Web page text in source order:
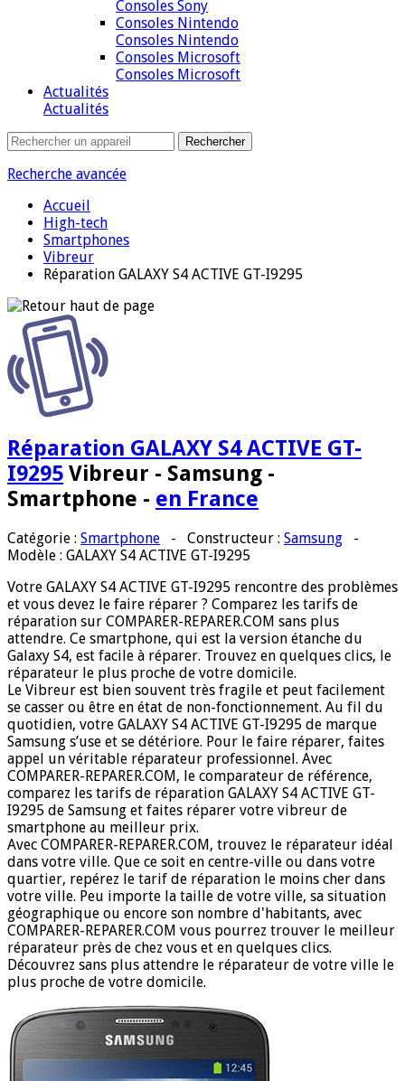
Consoles Sony
Consoles Nintendo
Consoles Nintendo
Consoles Microsoft
Consoles Microsoft
Actualités
Actualités
Recherche avancée
Accueil
High-tech
Smartphones
Vibreur
Réparation GALAXY S4 ACTIVE GT-I9295
Réparation GALAXY S4 ACTIVE GT-
I9295 Vibreur - Samsung -
Smartphone - en France
Catégorie : Smartphone - Constructeur : Samsung -
Modèle : GALAXY S4 ACTIVE GT-I9295
Votre GALAXY S4 ACTIVE GT-I9295 rencontre des problèmes
et vous devez le faire réparer ? Comparez les tarifs de
réparation sur COMPARER-REPARER.COM sans plus
attendre. Ce smartphone, qui est la version étanche du
Galaxy S4, est facile à réparer. Trouvez en quelques clics, le
réparateur le plus proche de votre domicile.
Le Vibreur est bien souvent très fragile et peut facilement
se casser ou être en état de non-fonctionnement. Au fil du
quotidien, votre GALAXY S4 ACTIVE GT-I9295 de marque
Samsung s’use et se détériore. Pour le faire réparer, faites
appel un véritable réparateur professionnel. Avec
COMPARER-REPARER.COM, le comparateur de référence,
comparez les tarifs de réparation GALAXY S4 ACTIVE GT-
I9295 de Samsung et faites réparer votre vibreur de
smartphone au meilleur prix.
Avec COMPARER-REPARER.COM, trouvez le réparateur idéal
dans votre ville. Que ce soit en centre-ville ou dans votre
quartier, repérez le tarif de réparation le moins cher dans
votre ville. Peu importe la taille de votre ville, sa situation
géographique ou encore son nombre d'habitants, avec
COMPARER-REPARER.COM vous pourrez trouver le meilleur
réparateur près de chez vous et en quelques clics.
Découvrez sans plus attendre le réparateur de votre ville le
plus proche de votre domicile.